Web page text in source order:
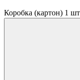
Коробка (картон) 1